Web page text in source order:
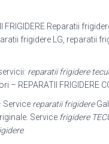
FRIGIDERE Reparatii
frigidere LG, reparatii
reparatii frigidere
– REPARATII FRIGIDERE
Service reparatii frigidere
Service frigidere